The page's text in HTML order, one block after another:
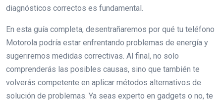
diagnósticos correctos es fundamental.
En esta guía completa, desentrañaremos por qué tu teléfono
Motorola podría estar enfrentando problemas de energía y
sugeriremos medidas correctivas. Al final, no solo
comprenderás las posibles causas, sino que también te
volverás competente en aplicar métodos alternativos de
solución de problemas. Ya seas experto en gadgets o no, te